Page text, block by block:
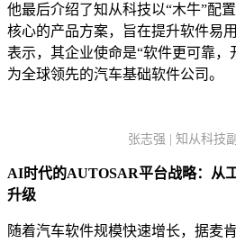
他最后介绍了知从科技以“木牛”配
核心的产品方案，旨在提升软件易
表示，其企业使命是“软件更可靠，
为全球领先的汽车基础软件公司。
张志强 | 知从科技
AI时代的AUTOSAR平台战略：从
升级
随着汽车软件规模快速增长，据麦